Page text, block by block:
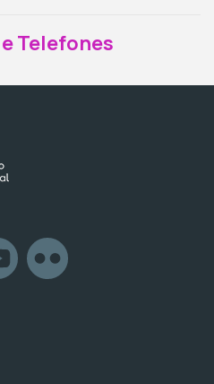
Telefones